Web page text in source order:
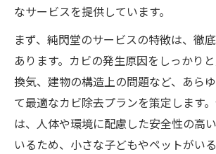
なサービスを提供しています。
まず、純閃堂のサービスの特徴は、徹
あります。カビの発生原因をしっかり
換気、建物の構造上の問題など、あら
て最適なカビ除去プランを策定します
は、人体や環境に配慮した安全性の高
いるため、小さな子どもやペットがい